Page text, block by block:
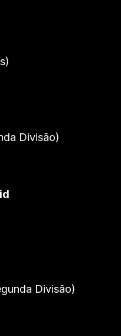
Divisão)
Divisão)